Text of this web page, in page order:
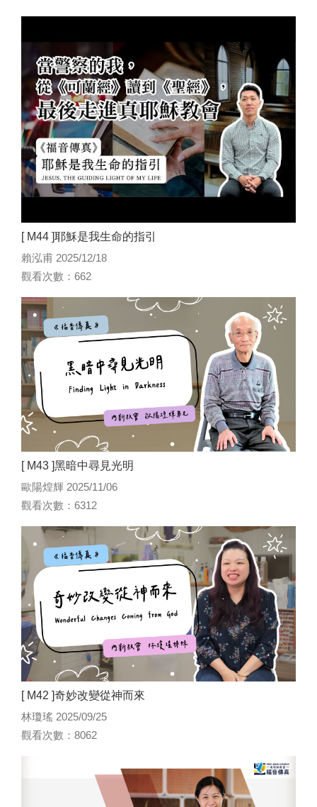
[ M44 ]耶穌是我生命的指引
賴泓甫 2025/12/18
觀看次數：662
[ M43 ]黑暗中尋見光明
歐陽煌輝 2025/11/06
觀看次數：6312
[ M42 ]奇妙改變從神而來
林瓊瑤 2025/09/25
觀看次數：8062